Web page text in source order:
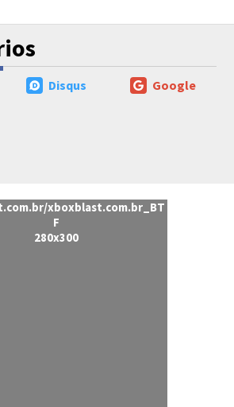
Google
Disqus
xboxblast.com.br_BT
F
280x300